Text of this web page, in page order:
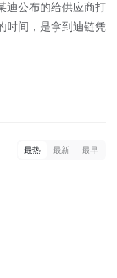
迪公布的给供应商打
时间，是拿到迪链凭
最热 最新 最早